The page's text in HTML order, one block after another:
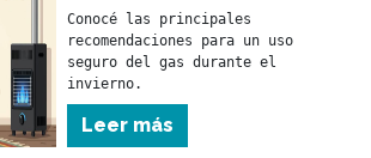
Conocé las principales
recomendaciones para un uso
seguro del gas durante el
invierno.
Leer más